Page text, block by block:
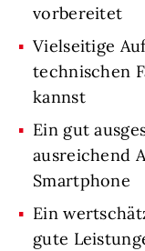
vorbereitet
Vielseitige
technischen
kannst
Ein gut
ausreichend
Smartphone
Ein
gute